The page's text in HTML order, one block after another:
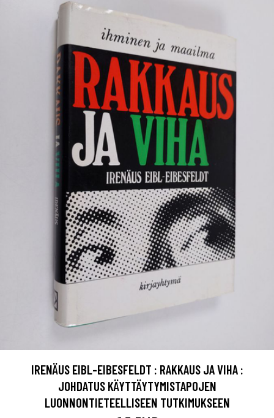
IRENÄUS EIBL-EIBESFELDT : RAKKAUS JA VIHA :
JOHDATUS KÄYTTÄYTYMISTAPOJEN
LUONNONTIETEELLISEEN TUTKIMUKSEEN